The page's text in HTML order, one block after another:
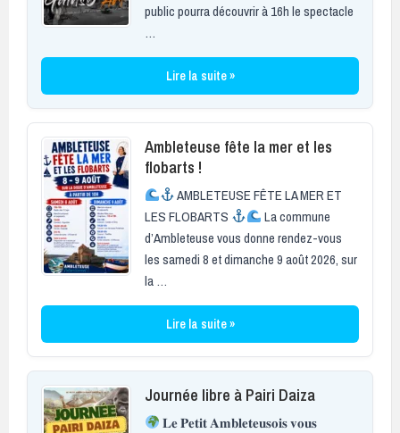
public pourra découvrir à 16h le spectacle
…
Lire la suite »
Ambleteuse fête la mer et les
flobarts !
AMBLETEUSE FÊTE LA MER ET
LES FLOBARTS
La commune
d’Ambleteuse vous donne rendez-vous
les samedi 8 et dimanche 9 août 2026, sur
la …
Lire la suite »
Journée libre à Pairi Daiza
𝐋𝐞 𝐏𝐞𝐭𝐢𝐭 𝐀𝐦𝐛𝐥𝐞𝐭𝐞𝐮𝐬𝐨𝐢𝐬 𝐯𝐨𝐮𝐬